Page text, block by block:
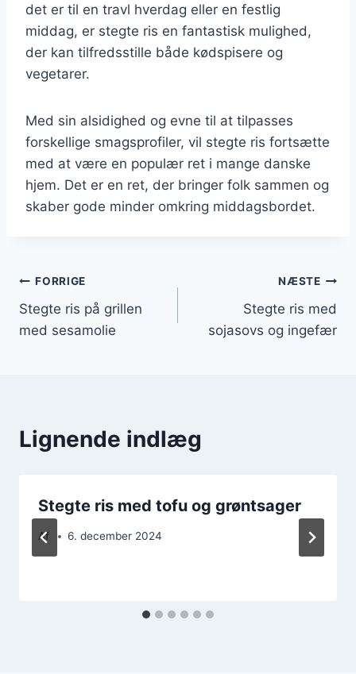
det er til en travl hverdag eller en festlig
middag, er stegte ris en fantastisk mulighed,
der kan tilfredsstille både kødspisere og
vegetarer.
Med sin alsidighed og evne til at tilpasses
forskellige smagsprofiler, vil stegte ris fortsætte
med at være en populær ret i mange danske
hjem. Det er en ret, der bringer folk sammen og
skaber gode minder omkring middagsbordet.
Indlægsnavigation
FORRIGE
Stegte ris på grillen
med sesamolie
NÆSTE
Stegte ris med
sojasovs og ingefær
Lignende indlæg
Stegte ris med tofu og grøntsager
Af 6. december 2024